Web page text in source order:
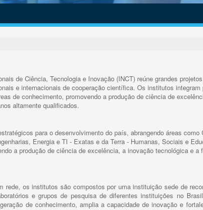
de Ciência, Tecnologia e Inovação (INCT) reúne grandes
e internacionais de cooperação científica. Os institutos
de conhecimento, promovendo a produção de ciência de
altamente qualificados.
para o desenvolvimento do país, abrangendo áreas
Energia e TI - Exatas e da Terra - Humanas, Sociais e
a produção de ciência de excelência, a inovação tecnológica e a
rede, os institutos são compostos por uma instituição sede de
e grupos de pesquisa de diferentes instituições no
de conhecimento, amplia a capacidade de inovação e